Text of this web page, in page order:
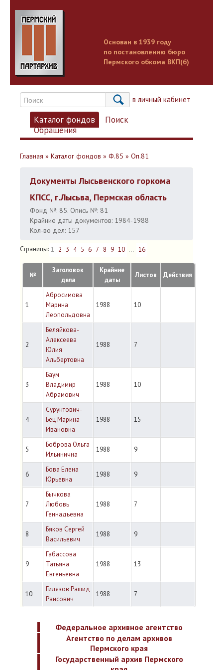
Основан в 1939 году
по постановлению бюро
Пермского обкома ВКП(б)
Вход в личный кабинет
Каталог фондов
Поиск
Обращения
Главная » Каталог фондов » Ф.85 » Оп.81
Документы Лысьвенского горкома
КПСС, г.Лысьва, Пермская область
Фонд №: 85. Опись №: 81
Крайние даты документов: 1984-1988
Кол-во дел: 157
Страницы: 1 2 3 4 5 6 7 8 9 10 ... 16
№
Заголовок
дела
Крайние
даты
Листов Действия
1
Абросимова
Марина
Леопольдовна
1988 10
2
Беляйкова-
Алексеева
Юлия
Альбертовна
1988 7
3
Баум
Владимир
Абрамович
1988 10
4
Сурунтович-
Бец Марина
Ивановна
1988 15
5
Боброва Ольга
Ильинична
1988 9
6
Бова Елена
Юрьевна
1988 9
7
Бычкова
Любовь
Геннадьевна
1988 7
8
Бяков Сергей
Васильевич
1988 9
9
Габассова
Татьяна
Евгеньевна
1988 13
10
Гилязов Рашид
Раисович
1988 7
Федеральное архивное агентство
Агентство по делам архивов
Пермского края
Государственный архив Пермского